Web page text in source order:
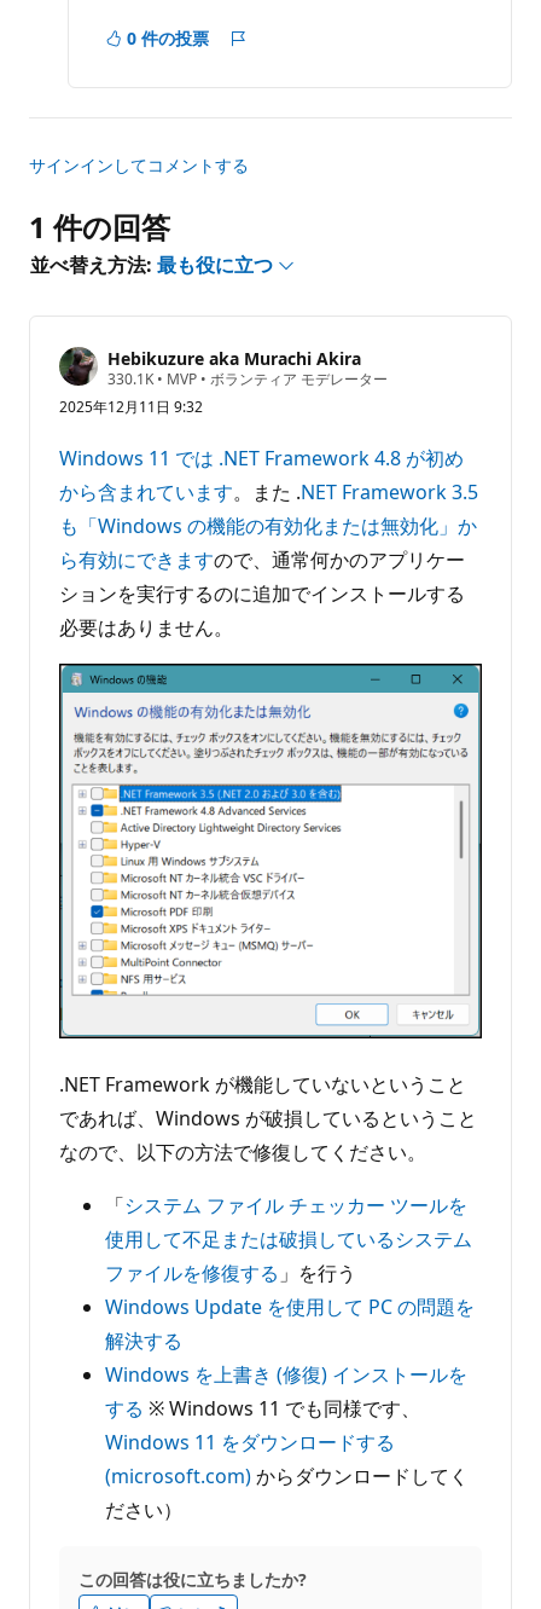
0 件の投票
ト
サインインしてコメントする
1 件の回答
並べ替え方法: 最も役に立つ
Hebikuzure aka Murachi Akira
330.1K 評
価
の
イ
ン
ト
• MVP • ボランティア モデレーター
2025年12月11日 9:32
Windows 11 では .NET Framework 4.8 が初め
から含まれています。また .NET Framework 3.5
も「Windows の機能の有効化または無効化」か
ら有効にできますので、通常何かのアプリケー
ションを実行するのに追加でインストールする
必要はありません。
.NET Framework が機能していないということ
であれば、Windows が破損しているということ
なので、以下の方法で修復してください。
「システム ファイル チェッカー ツールを
使用して不足または破損しているシステム
ファイルを修復する 」を行う
Windows Update を使用して PC の問題を
解決する
Windows を上書き (修復) インストールを
する ※ Windows 11 でも同様です、
Windows 11 をダウンロードする
(microsoft.com)からダウンロードしてく
ださい）
この回答は役に立ちましたか?